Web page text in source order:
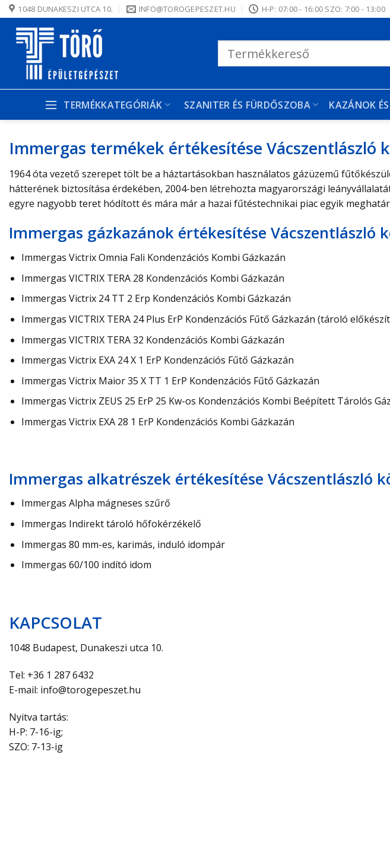
Skip
to
content
1048 DUNAKESZI UTCA 10. INFO@TOROGEPESZET.HU H-P: 07:00 - 16:00 SZO: 7:00 - 13:00
következőre:
TERMÉKKATEGÓRIÁK SZANITER ÉS FÜRDŐSZOBA KAZÁNOK ÉS
Immergas termékek értékesítése Vácszentlászló
1964 óta vezető szerepet tölt be a háztartásokban használatos gázüzemű
hátterének biztosítása érdekében, 2004-ben létrehozta magyarországi
egyre nagyobb teret hódított és mára már a hazai fűtéstechnikai piac egyik
Immergas gázkazánok értékesítése Vácszentlászló
Immergas Victrix Omnia Fali Kondenzációs Kombi Gázkazán
Immergas VICTRIX TERA 28 Kondenzációs Kombi Gázkazán
Immergas Victrix 24 TT 2 Erp Kondenzációs Kombi Gázkazán
Immergas VICTRIX TERA 24 Plus ErP Kondenzációs Fűtő Gázkazán (tároló
Immergas VICTRIX TERA 32 Kondenzációs Kombi Gázkazán
Immergas Victrix EXA 24 X 1 ErP Kondenzációs Fűtő Gázkazán
Immergas Victrix Maior 35 X TT 1 ErP Kondenzációs Fűtő Gázkazán
Immergas Victrix ZEUS 25 ErP 25 Kw-os Kondenzációs Kombi Beépített Tárolós
Immergas Victrix EXA 28 1 ErP Kondenzációs Kombi Gázkazán
Immergas alkatrészek értékesítése Vácszentlászló
Immergas Alpha mágneses szűrő
Immergas Indirekt tároló hőfokérzékelő
Immergas 80 mm-es, karimás, induló idompár
Immergas 60/100 indító idom
KAPCSOLAT
1048 Budapest, Dunakeszi utca 10.
Tel: +36 1 287 6432
E-mail: info@torogepeszet.hu
Nyitva tartás:
H-P: 7-16-ig;
SZO: 7-13-ig